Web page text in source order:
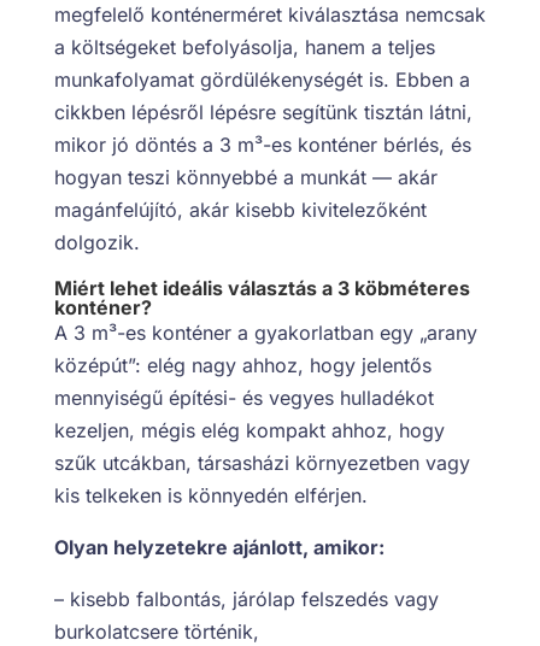
megfelelő konténerméret kiválasztása nemcsak
a költségeket befolyásolja, hanem a teljes
munkafolyamat gördülékenységét is. Ebben a
cikkben lépésről lépésre segítünk tisztán látni,
mikor jó döntés a 3 m³-es konténer bérlés, és
hogyan teszi könnyebbé a munkát — akár
magánfelújító, akár kisebb kivitelezőként
dolgozik.
Miért lehet ideális választás a 3 köbméteres
konténer?
A 3 m³-es konténer a gyakorlatban egy „arany
középút”: elég nagy ahhoz, hogy jelentős
mennyiségű építési- és vegyes hulladékot
kezeljen, mégis elég kompakt ahhoz, hogy
szűk utcákban, társasházi környezetben vagy
kis telkeken is könnyedén elférjen.
Olyan helyzetekre ajánlott, amikor:
– kisebb falbontás, járólap felszedés vagy
burkolatcsere történik,